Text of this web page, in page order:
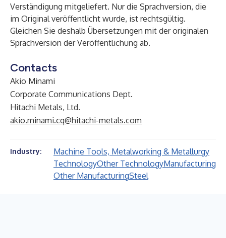
Verständigung mitgeliefert. Nur die Sprachversion, die
im Original veröffentlicht wurde, ist rechtsgültig.
Gleichen Sie deshalb Übersetzungen mit der originalen
Sprachversion der Veröffentlichung ab.
Contacts
Akio Minami
Corporate Communications Dept.
Hitachi Metals, Ltd.
akio.minami.cq@hitachi-metals.com
Industry:
Machine Tools, Metalworking & Metallurgy
TechnologyOther TechnologyManufacturing
Other ManufacturingSteel